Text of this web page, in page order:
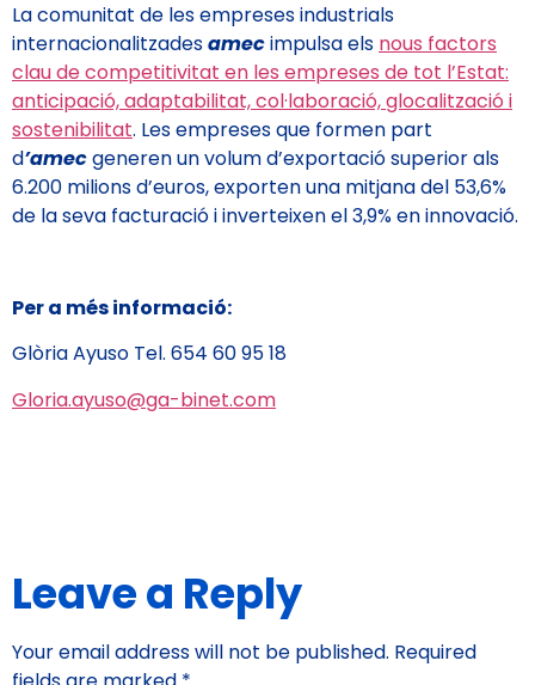
La comunitat de les empreses industrials
internacionalitzadesamecimpulsa els nous factors
clau de competitivitat en les empreses de tot l’Estat:
anticipació, adaptabilitat, col·laboració, glocalització i
sostenibilitat. Les empreses que formen part
d’amecgeneren un volum d’exportació superior als
6.200 milions d’euros, exporten una mitjana del 53,6%
de la seva facturació i inverteixen el 3,9% en innovació.
Per a més informació:
Glòria Ayuso Tel. 654 60 95 18
Gloria.ayuso@ga-binet.com
Leave a Reply
Your email address will not be published. Required